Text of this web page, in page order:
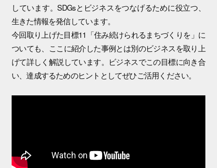
しています。SDGsとビジネスをつなげるために役立つ、
生きた情報を発信しています。
今回取り上げた目標11「住み続けられるまちづくりを」に
ついても、ここに紹介した事例とは別のビジネスを取り上
げて詳しく解説しています。ビジネスでこの目標に向き合
い、達成するためのヒントとしてぜひご活用ください。